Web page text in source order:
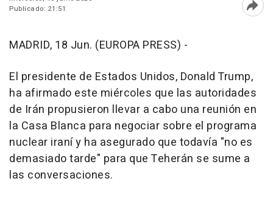
Publicado: 21:51
MADRID, 18 Jun. (EUROPA PRESS) -
El presidente de Estados Unidos, Donald Trump,
ha afirmado este miércoles que las autoridades
de Irán propusieron llevar a cabo una reunión en
la Casa Blanca para negociar sobre el programa
nuclear iraní y ha asegurado que todavía "no es
demasiado tarde" para que Teherán se sume a
las conversaciones.